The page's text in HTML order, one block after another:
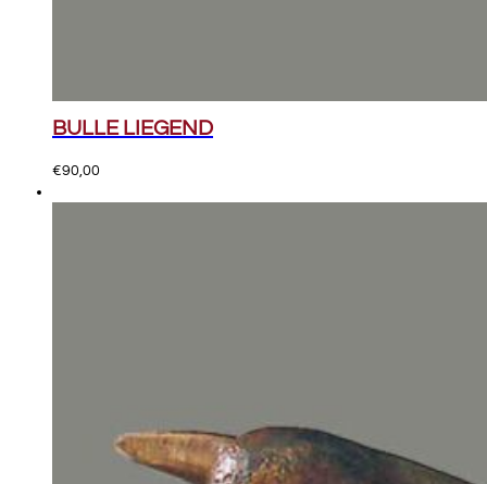
BULLE LIEGEND
€90,00